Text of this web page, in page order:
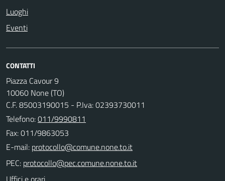
Luoghi
Eventi
CONTATTI
Piazza Cavour 9
10060 None (TO)
C.F. 85003190015 - P.Iva: 02393730011
Telefono:011/9990811
Fax: 011/9863053
E-mail:
PEC: